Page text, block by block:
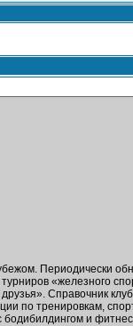
Периодически
«железного
Справочник
по тренировкам,
бодибилдингом и